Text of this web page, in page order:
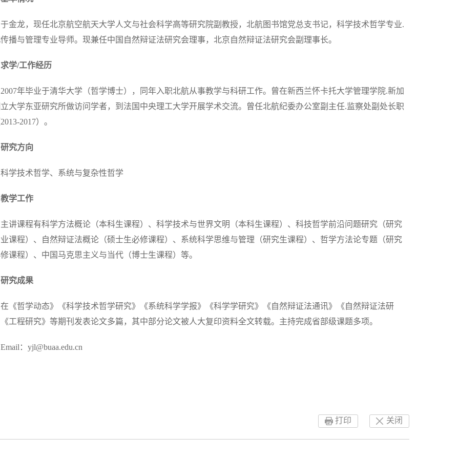
于金龙，现任北京航空航天大学人文与社会科学高等研究院副教授，北航图书馆党总支书记，科学技术哲学专业.
播与管理专业导师。现兼任中国自然辩证法研究会理事，北京自然辩证法研究会副理事长。
求学/工作经历
2007年毕业于清华大学（哲学博士），同年入职北航从事教学与科研工作。曾在新西兰怀卡托大学管理学院.新加
大学东亚研究所做访问学者，到法国中央理工大学开展学术交流。曾任北航纪委办公室副主任.监察处副处长职
2017）。
研究方向
科学技术哲学、系统与复杂性哲学
教学工作
主讲课程有科学方法概论（本科生课程）、科学技术与世界文明（本科生课程）、科技哲学前沿问题研究（研究
课程）、自然辩证法概论（硕士生必修课程）、系统科学思维与管理（研究生课程）、哲学方法论专题（研究
课程）、中国马克思主义与当代（博士生课程）等。
研究成果
在《哲学动态》《科学技术哲学研究》《系统科学学报》《科学学研究》《自然辩证法通讯》《自然辩证法研
工程研究》等期刊发表论文多篇，其中部分论文被人大复印资料全文转载。主持完成省部级课题多项。
Email：yjl@buaa.edu.cn
关闭
打印